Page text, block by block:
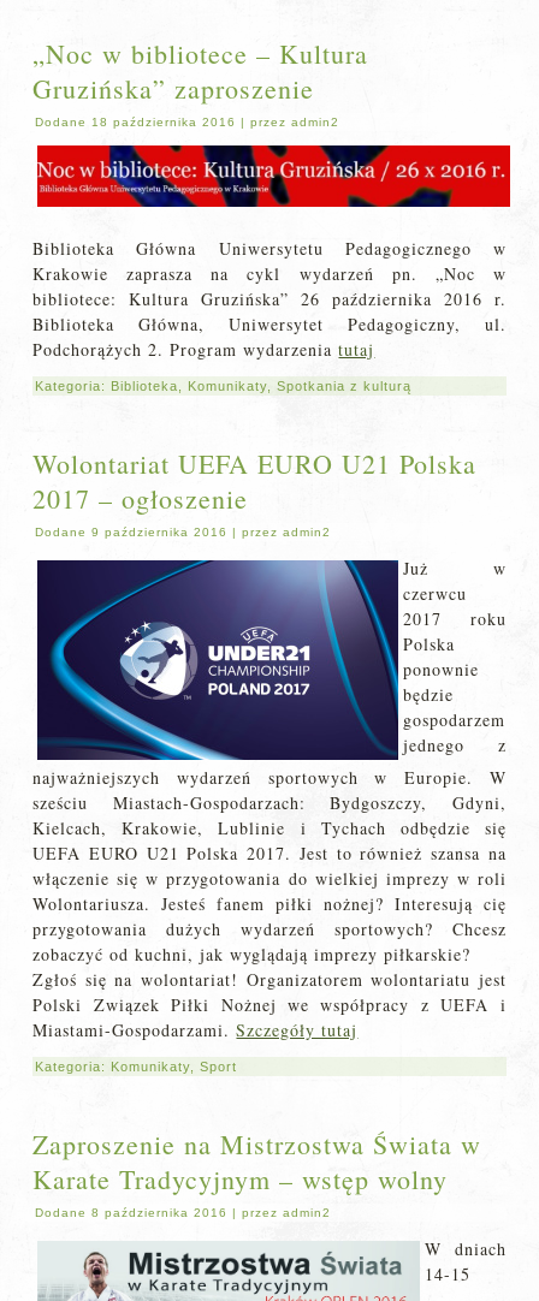
„Noc w bibliotece – Kultura
Gruzińska” zaproszenie
Dodane 18 października 2016 |przez admin2
Biblioteka Główna Uniwersytetu Pedagogicznego w
Krakowie zaprasza na cykl wydarzeń pn. „Noc w
bibliotece: Kultura Gruzińska” 26 października 2016 r.
Biblioteka Główna, Uniwersytet Pedagogiczny, ul.
Podchorążych 2. Program wydarzeniatutaj
Kategoria: Biblioteka, Komunikaty,Spotkania z kulturą
Wolontariat UEFA EURO U21 Polska
2017 – ogłoszenie
Dodane 9 października 2016 |przez admin2
Już w
czerwcu
2017 roku
Polska
ponownie
będzie
gospodarzem
jednego z
najważniejszych wydarzeń sportowych w Europie. W
sześciu Miastach-Gospodarzach: Bydgoszczy, Gdyni,
Kielcach, Krakowie, Lublinie i Tychach odbędzie się
UEFA EURO U21 Polska 2017. Jest to również szansa na
włączenie się w przygotowania do wielkiej imprezy w roli
Wolontariusza. Jesteś fanem piłki nożnej? Interesują cię
przygotowania dużych wydarzeń sportowych? Chcesz
zobaczyć od kuchni, jak wyglądają imprezy piłkarskie?
Zgłoś się na wolontariat! Organizatorem wolontariatu jest
Polski Związek Piłki Nożnej we współpracy z UEFA i
Miastami-Gospodarzami.Szczegóły tutaj
Kategoria: Komunikaty ,Sport
Zaproszenie na Mistrzostwa Świata w
Karate Tradycyjnym – wstęp wolny
Dodane 8 października 2016 |przez admin2
W dniach
14-15